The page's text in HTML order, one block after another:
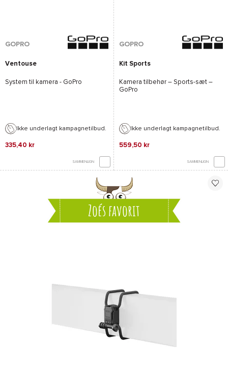
GOPRO
Ventouse
System til kamera - GoPro
Ikke underlagt kampagnetilbud.
335,40 kr
SAMMENLIGN
GOPRO
Kit Sports
Kamera tilbehør – Sports-sæt –
GoPro
Ikke underlagt kampagnetilbud.
559,50 kr
SAMMENLIGN
Zoés favorit